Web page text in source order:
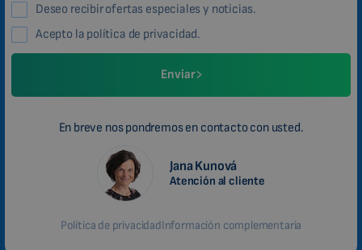
Deseo recibir ofertas especiales y noticias.
Acepto la política de privacidad.
Enviar
En breve nos pondremos en contacto con usted.
Jana Kunová
Atención al cliente
Política de privacidadInformación complementaria